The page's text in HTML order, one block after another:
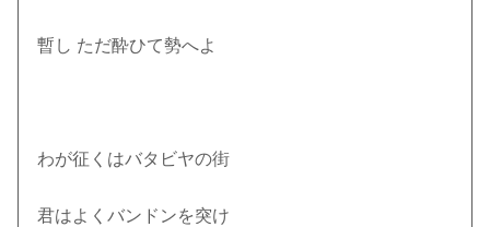
暫し ただ酔ひて勢へよ
わが征くはバタビヤの街
君はよくバンドンを突け